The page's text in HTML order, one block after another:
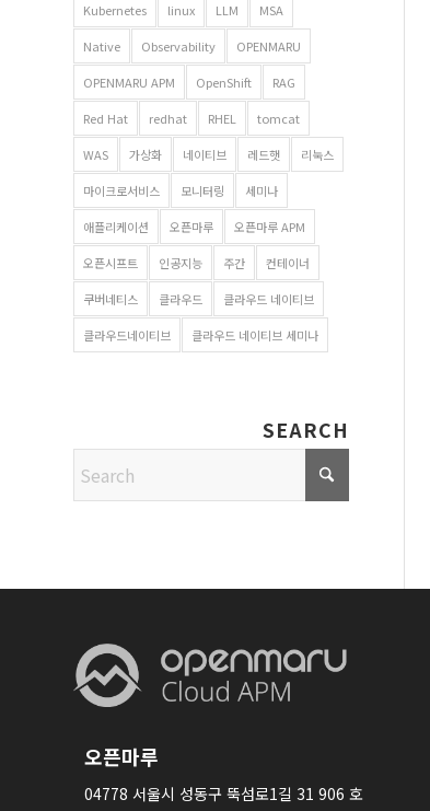
Kubernetes linux LLM MSA
Native Observability OPENMARU
OPENMARU APM OpenShift RAG
Red Hat redhat RHEL tomcat
WAS 가상화 네이티브 레드햇 리눅스
마이크로서비스 모니터링 세미나
애플리케이션 오픈마루 오픈마루 APM
오픈시프트 인공지능 주간 컨테이너
쿠버네티스 클라우드 클라우드 네이티브
클라우드네이티브 클라우드 네이티브 세미나
SEARCH
오픈마루
04778 서울시 성동구 뚝섬로1길 31 906 호